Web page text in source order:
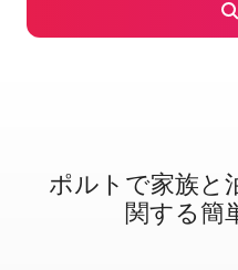
ポルトで家⁠族⁠と
関⁠す⁠る簡⁠